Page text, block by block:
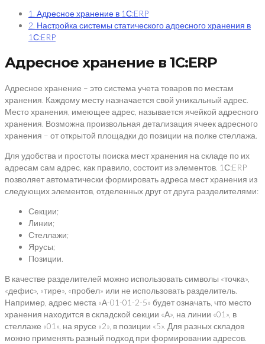
1. Адресное хранение в 1С:ERP
2. Настройка системы статического адресного хранения в
1С:ERP
Адресное хранение в 1С:ERP
Адресное хранение – это система учета товаров по местам
хранения. Каждому месту назначается свой уникальный адрес.
Место хранения, имеющее адрес, называется ячейкой адресного
хранения. Возможна произвольная детализация ячеек адресного
хранения – от открытой площадки до позиции на полке стеллажа.
Для удобства и простоты поиска мест хранения на складе по их
адресам сам адрес, как правило, состоит из элементов. 1С:ERP
позволяет автоматически формировать адреса мест хранения из
следующих элементов, отделенных друг от друга разделителями:
Секции;
Линии;
Стеллажи;
Ярусы;
Позиции.
В качестве разделителей можно использовать символы «точка»,
«дефис», «тире», «пробел» или не использовать разделитель.
Например, адрес места «А-01-01-2-5» будет означать, что место
хранения находится в складской секции «А», на линии «01», в
стеллаже «01», на ярусе «2», в позиции «5». Для разных складов
можно применять разный подход при формировании адресов.